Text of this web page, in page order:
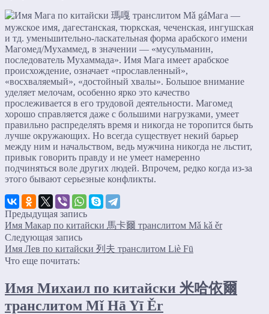
Мага —
мужское имя, дагестанская, тюркская, чеченская, ингушская
и тд. уменьшительно-ласкательная форма арабского имени
Магомед/Мухаммед, в значении — «мусульманин,
последователь Мухаммада». Имя Мага имеет арабское
происхождение, означает «прославленный»,
«восхваляемый», «достойный хвалы». Большое внимание
уделяет мелочам, особенно ярко это качество
прослеживается в его трудовой деятельности. Магомед
хорошо справляется даже с большими нагрузками, умеет
правильно распределять время и никогда не торопится быть
лучше окружающих. Но всегда существует некий барьер
между ним и начальством, ведь мужчина никогда не льстит,
привык говорить правду и не умеет намеренно
подчиняться воле других людей. Впрочем, редко когда из-за
этого бывают серьезные конфликты.
Предыдущая запись
Имя Макар по китайски 馬卡爾 транслитом Mǎ kǎ ěr
Следующая запись
Имя Лев по китайски 列夫 транслитом Liè Fū
Что еще почитать:
Имя Михаил по китайски 米哈依爾
транслитом Mǐ Hā Yī Ěr